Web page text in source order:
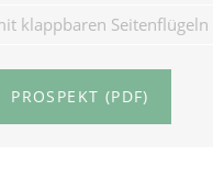
klappbaren Seitenflügeln
PROSPEKT (PDF)